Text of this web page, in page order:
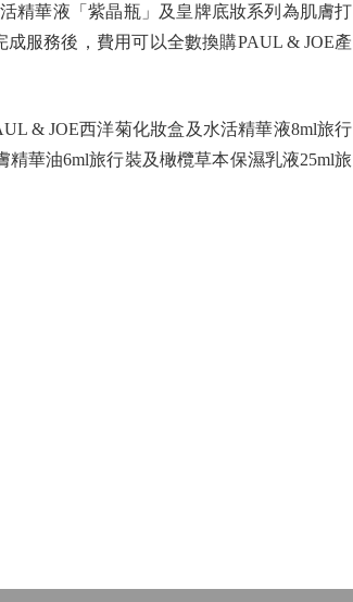
精華液「紫晶瓶」及皇牌底妝系列為肌膚打
服務後，費用可以全數換購PAUL & JOE產
& JOE西洋菊化妝盒及水活精華液8ml旅行
華油6ml旅行裝及橄欖草本保濕乳液25ml旅